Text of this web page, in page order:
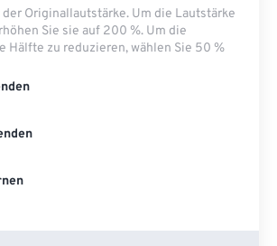
Originallautstärke. Um die Lautstärke
Sie sie auf 200 %. Um die
Hälfte zu reduzieren, wählen Sie 50 %